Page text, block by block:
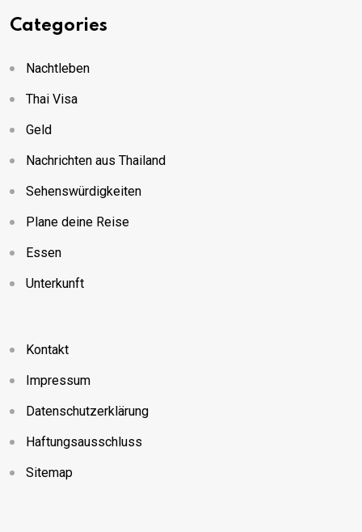
Categories
Nachtleben
Thai Visa
Geld
Nachrichten aus Thailand
Sehenswürdigkeiten
Plane deine Reise
Essen
Unterkunft
Kontakt
Impressum
Datenschutzerklärung
Haftungsausschluss
Sitemap